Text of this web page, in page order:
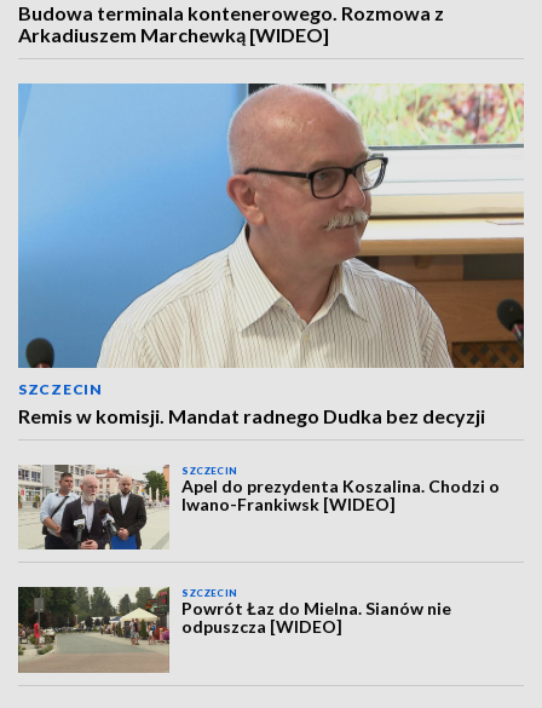
Budowa terminala kontenerowego. Rozmowa z
Arkadiuszem Marchewką [WIDEO]
SZCZECIN
Remis w komisji. Mandat radnego Dudka bez decyzji
SZCZECIN
Apel do prezydenta Koszalina. Chodzi o
Iwano-Frankiwsk [WIDEO]
SZCZECIN
Powrót Łaz do Mielna. Sianów nie
odpuszcza [WIDEO]